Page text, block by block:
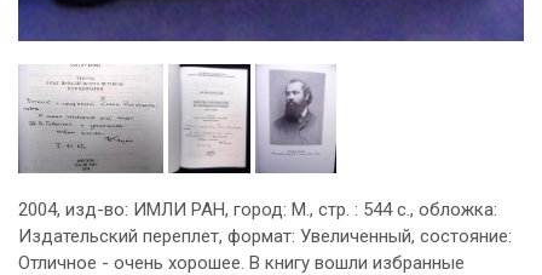
2004, изд-во: ИМЛИ РАН, город: М., стр. : 544 с., обложка:
Издательский переплет, формат: Увеличенный, состояние:
Отличное - очень хорошее. В книгу вошли избранные